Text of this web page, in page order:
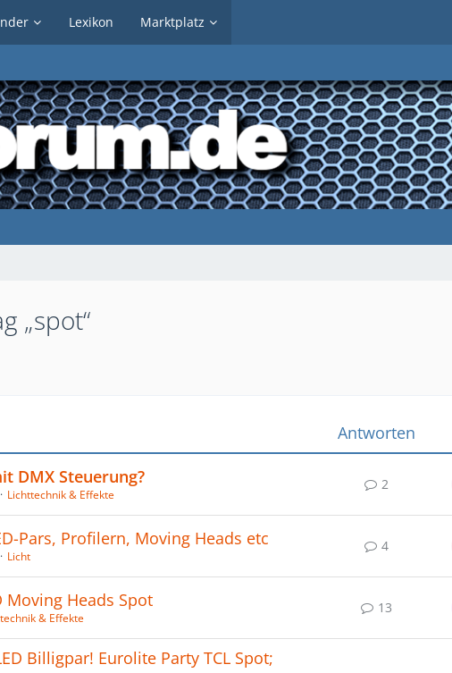
Lexikon Marktplatz
„spot“
Antworten
DMX Steuerung?
Lichttechnik & Effekte
2
Pars, Profilern, Moving Heads etc
Licht
4
Moving Heads Spot
& Effekte
13
Billigpar! Eurolite Party TCL Spot;